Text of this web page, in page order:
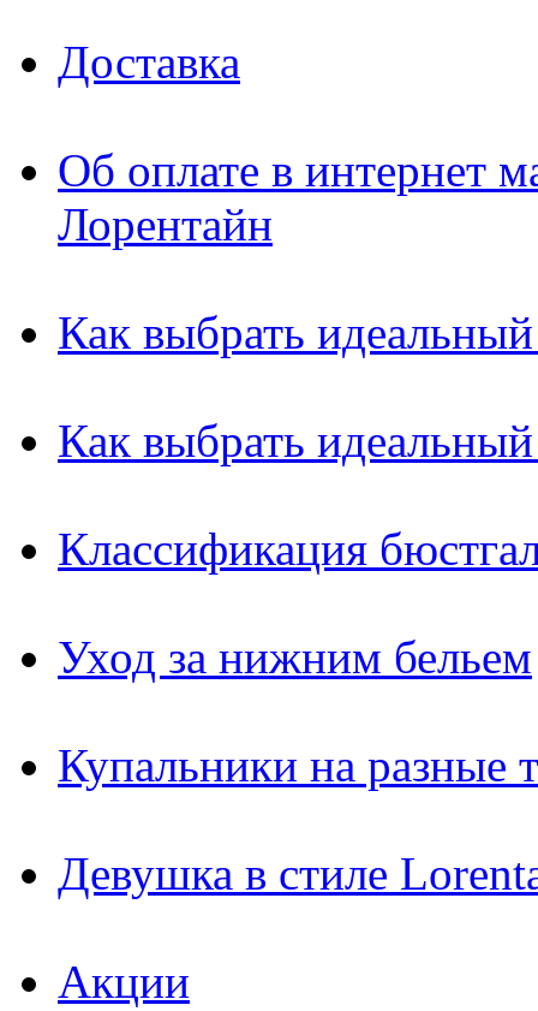
Доставка
Об оплате в интернет
Лорентайн
Как выбрать
Как выбрать
Классификация
Уход за нижним бельем
Купальники на разные
Девушка в стиле
Акции